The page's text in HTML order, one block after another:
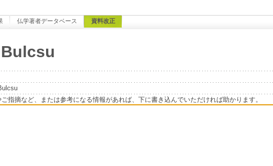
仏学著者データベース 資料改正
指摘など、または参考になる情報があれば、下に書き込んでいただければ助かります。